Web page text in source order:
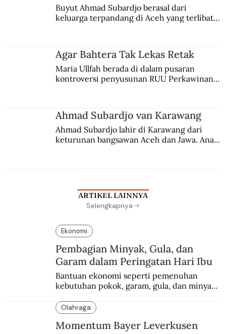
Buyut Ahmad Subardjo berasal dari
keluarga terpandang di Aceh yang terlibat
Agar Bahtera Tak Lekas Retak
Maria Ullfah berada di dalam pusaran
kontroversi penyusunan RUU Perkawinan.
Ahmad Subardjo van Karawang
Ahmad Subardjo lahir di Karawang dari
keturunan bangsawan Aceh dan Jawa. Anak
ARTIKEL LAINNYA
Selengkapnya
Ekonomi
Pembagian Minyak, Gula, dan
Garam dalam Peringatan Hari Ibu
Bantuan ekonomi seperti pemenuhan
kebutuhan pokok, garam, gula, dan minyak
peringatan Hari Ibu.
Olahraga
Momentum Bayer Leverkusen